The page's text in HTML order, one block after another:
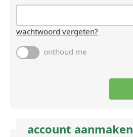
wachtwoord vergeten?
onthoud me
account aanmaken